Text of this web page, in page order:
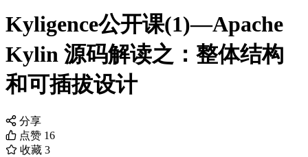
Kyligence公开课(1)—Apache
Kylin 源码解读之：整体结构
和可插拔设计
分享
点赞 16
收藏 3